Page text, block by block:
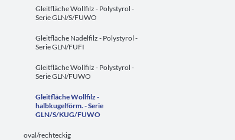
Gleitfläche Wollfilz - Polystyrol -
Serie GLN/S/FUWO
Gleitfläche Nadelfilz - Polystyrol -
Serie GLN/FUFI
Gleitfläche Wollfilz - Polystyrol -
Serie GLN/FUWO
Gleitfläche Wollfilz -
halbkugelförm. - Serie
GLN/S/KUG/FUWO
oval/rechteckig